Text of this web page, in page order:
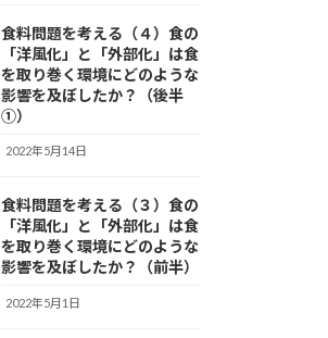
食料問題を考える（４）食の
「洋風化」と「外部化」は食
を取り巻く環境にどのような
影響を及ぼしたか？（後半
①）
2022年5月14日
食料問題を考える（３）食の
「洋風化」と「外部化」は食
を取り巻く環境にどのような
影響を及ぼしたか？（前半）
2022年5月1日